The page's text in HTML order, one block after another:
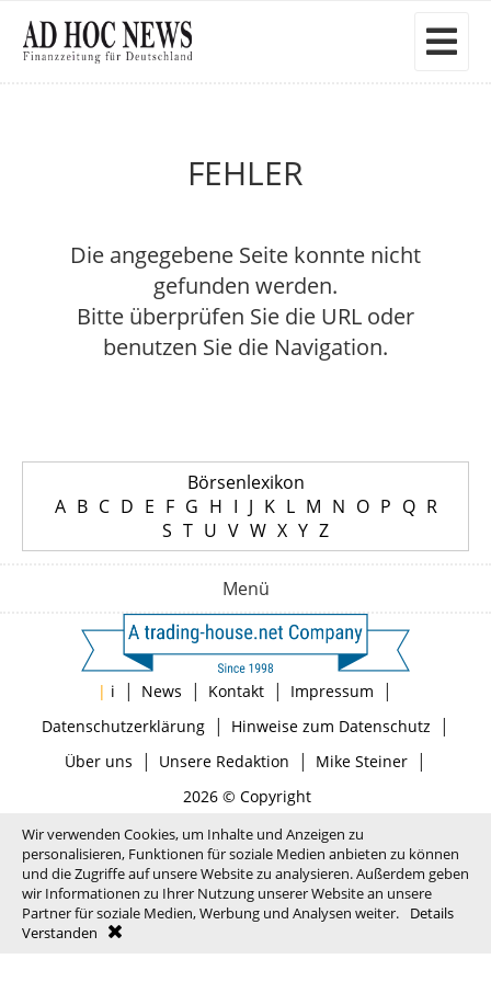
FEHLER
Die angegebene Seite konnte nicht
gefunden werden.
Bitte überprüfen Sie die URL oder
benutzen Sie die Navigation.
Börsenlexikon
A B C D E F G H I J K L M N O P Q R
S T U V W X Y Z
Menü
| i | News | Kontakt | Impressum |
Datenschutzerklärung| Hinweise zum Datenschutz |
Über uns | Unsere Redaktion | Mike Steiner|
2026 © Copyright
Wir verwenden Cookies, um Inhalte und Anzeigen zu
personalisieren, Funktionen für soziale Medien anbieten zu können
und die Zugriffe auf unsere Website zu analysieren. Außerdem geben
wir Informationen zu Ihrer Nutzung unserer Website an unsere
Partner für soziale Medien, Werbung und Analysen weiter.
Details
Verstanden